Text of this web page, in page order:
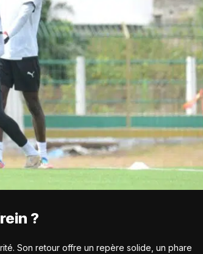
?
Son retour offre un repère solide, un phare